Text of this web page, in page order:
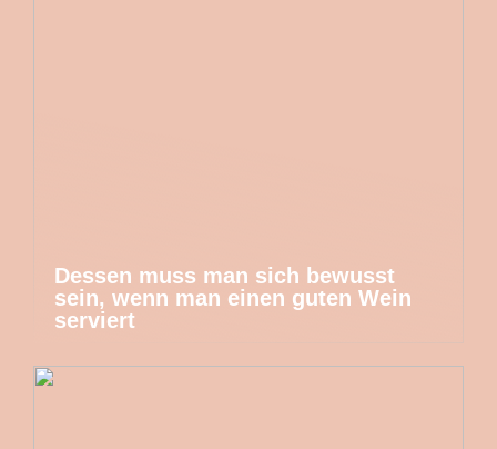
Dessen muss man sich bewusst
sein, wenn man einen guten Wein
serviert